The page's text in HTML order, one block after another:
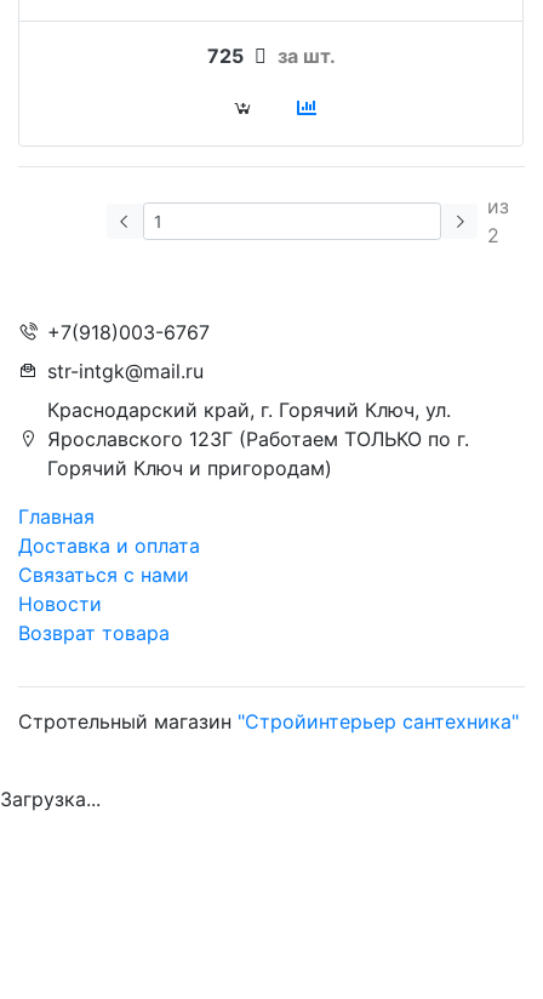
725 за шт.
из
2
+7(918)003-6767
str-intgk@mail.ru
Краснодарский край, г. Горячий Ключ, ул.
Ярославского 123Г (Работаем ТОЛЬКО по г.
Горячий Ключ и пригородам)
Главная
Доставка и оплата
Связаться с нами
Новости
Возврат товара
Стротельный магазин "Стройинтерьер сантехника"
Загрузка...